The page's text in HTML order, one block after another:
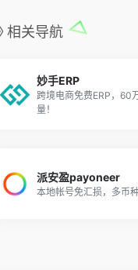
相关导航
妙手ERP
跨境电商免费ERP，60
量！
派安盈payoneer
本地帐号免汇损，多币